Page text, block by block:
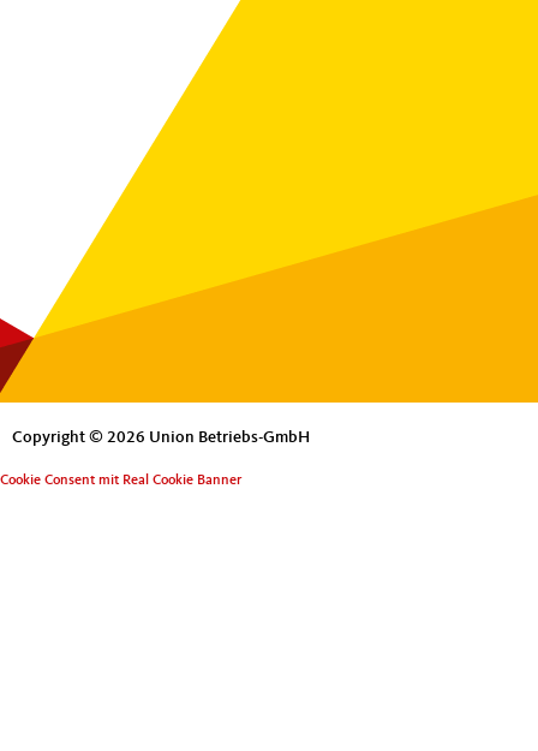
Copyright © 2026 Union Betriebs-GmbH
Cookie Consent mit Real Cookie Banner